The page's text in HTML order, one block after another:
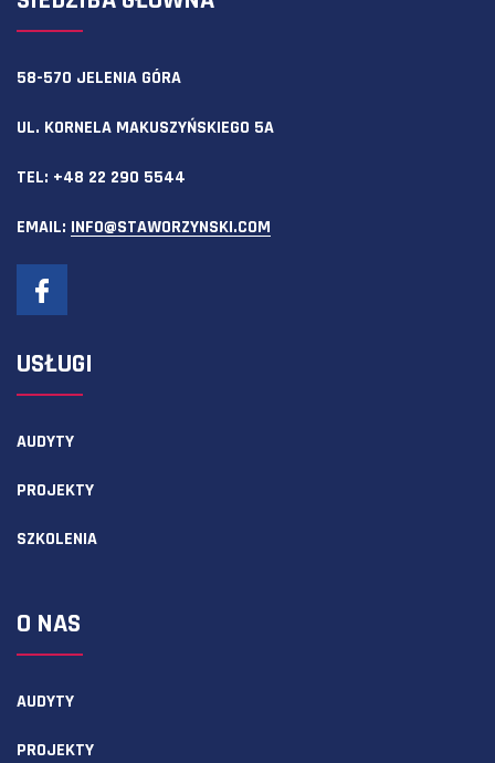
58-570 JELENIA GÓRA
UL. KORNELA MAKUSZYŃSKIEGO 5A
TEL: +48 22 290 5544
EMAIL: INFO@STAWORZYNSKI.COM
USŁUGI
AUDYTY
PROJEKTY
SZKOLENIA
O NAS
AUDYTY
PROJEKTY